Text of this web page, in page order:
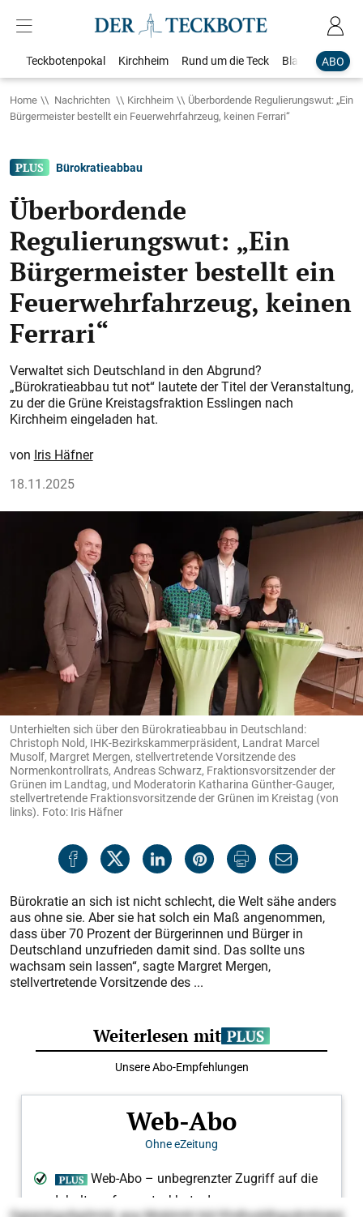
ABO
Teckbotenpokal Kirchheim Rund um die Teck Blaulicht
Home Nachrichten Kirchheim
Überbordende Regulierungswut: „Ein
Bürgermeister bestellt ein Feuerwehrfahrzeug, keinen Ferrari“
Bürokratieabbau
Überbordende
Regulierungswut: „Ein
Bürgermeister bestellt ein
Feuerwehrfahrzeug, keinen
Ferrari“
Verwaltet sich Deutschland in den Abgrund?
„Bürokratieabbau tut not“ lautete der Titel der Veranstaltung,
zu der die Grüne Kreistagsfraktion Esslingen nach
Kirchheim eingeladen hat.
Iris Häfner
18.11.2025
Unterhielten sich über den Bürokratieabbau in Deutschland:
Christoph Nold, IHK-Bezirkskammerpräsident, Landrat Marcel
Musolf, Margret Mergen, stellvertretende Vorsitzende des
Normenkontrollrats, Andreas Schwarz, Fraktionsvorsitzender der
Grünen im Landtag, und Moderatorin Katharina Günther-Gauger,
stellvertretende Fraktionsvorsitzende der Grünen im Kreistag (von
links). Foto: Iris Häfner
Bürokratie an sich ist nicht schlecht, die Welt sähe anders
aus ohne sie. Aber sie hat solch ein Maß angenommen,
dass über 70 Prozent der Bürgerinnen und Bürger in
Deutschland unzufrieden damit sind. Das sollte uns
wachsam sein lassen“, sagte Margret Mergen,
stellvertretende Vorsitzende des ...